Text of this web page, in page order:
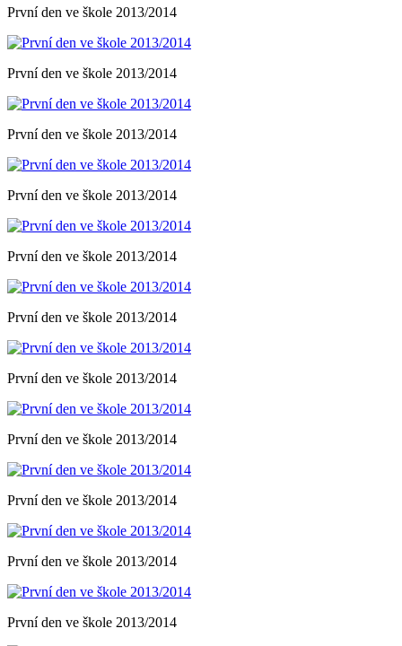
První den ve škole 2013/2014
První den ve škole 2013/2014
První den ve škole 2013/2014
První den ve škole 2013/2014
První den ve škole 2013/2014
První den ve škole 2013/2014
První den ve škole 2013/2014
První den ve škole 2013/2014
První den ve škole 2013/2014
První den ve škole 2013/2014
První den ve škole 2013/2014